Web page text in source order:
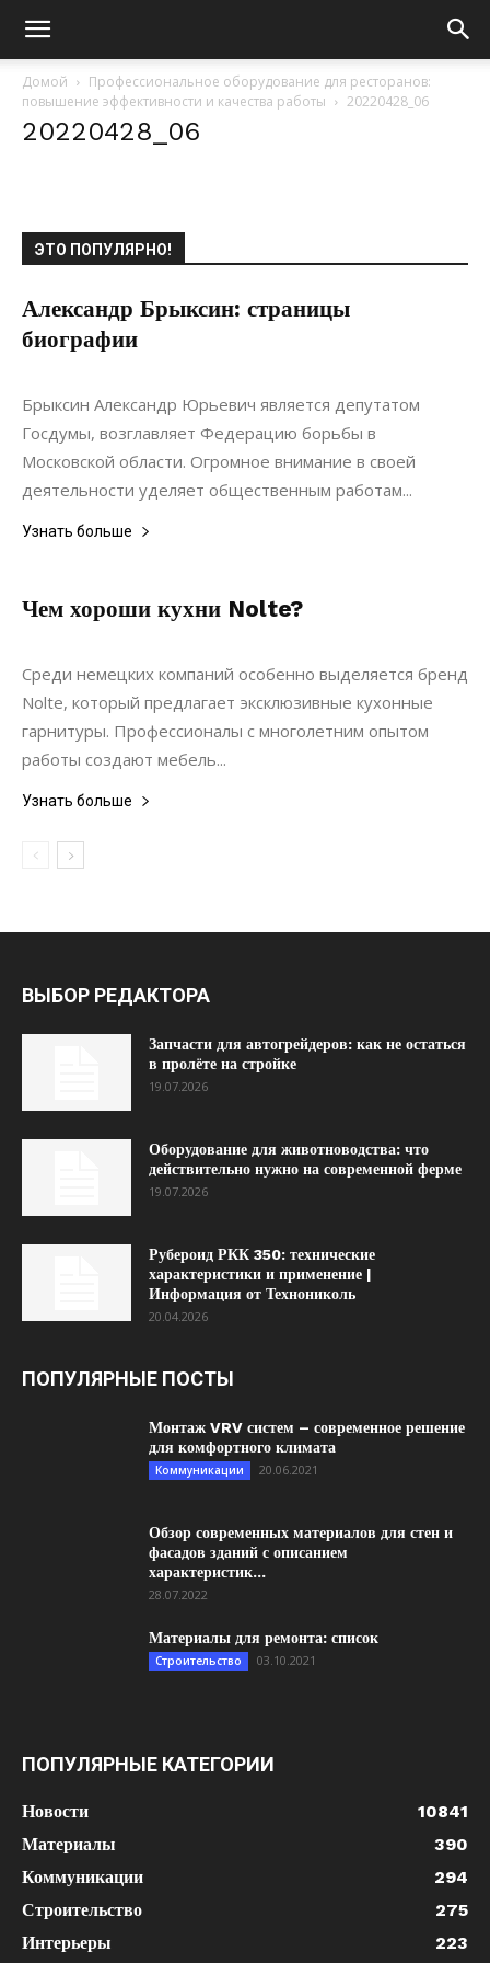
Домой
Профессиональное оборудование для ресторанов:
повышение эффективности и качества работы
20220428_06
20220428_06
ЭТО ПОПУЛЯРНО!
Александр Брыксин: страницы
биографии
26.08.2021
Брыксин Александр Юрьевич является депутатом
Госдумы, возглавляет Федерацию борьбы в
Московской области. Огромное внимание в своей
деятельности уделяет общественным работам...
Узнать больше
Чем хороши кухни Nolte?
27.07.2022
Среди немецких компаний особенно выделяется бренд
Nolte, который предлагает эксклюзивные кухонные
гарнитуры. Профессионалы с многолетним опытом
работы создают мебель...
Узнать больше
ВЫБОР РЕДАКТОРА
Запчасти для автогрейдеров: как не остаться
в пролёте на стройке
19.07.2026
Оборудование для животноводства: что
действительно нужно на современной ферме
19.07.2026
Рубероид РКК 350: технические
характеристики и применение |
Информация от Технониколь
20.04.2026
ПОПУЛЯРНЫЕ ПОСТЫ
Монтаж VRV систем – современное решение
для комфортного климата
Коммуникации 20.06.2021
Обзор современных материалов для стен и
фасадов зданий с описанием
характеристик...
28.07.2022
Материалы для ремонта: список
Строительство 03.10.2021
ПОПУЛЯРНЫЕ КАТЕГОРИИ
Новости
10841
Материалы
390
Коммуникации
294
Строительство
275
Интерьеры
223